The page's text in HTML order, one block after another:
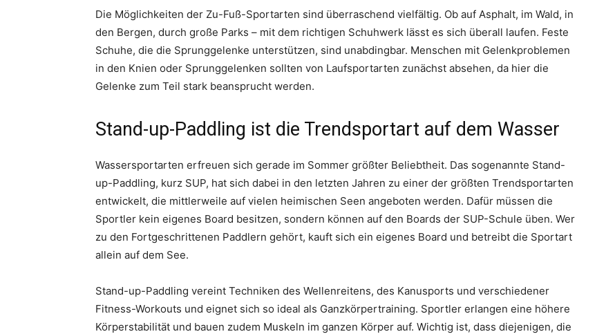
Die Möglichkeiten der Zu-Fuß-Sportarten sind überraschend vielfältig. Ob auf Asphalt, im Wald, in
den Bergen, durch große Parks – mit dem richtigen Schuhwerk lässt es sich überall laufen. Feste
Schuhe, die die Sprunggelenke unterstützen, sind unabdingbar. Menschen mit Gelenkproblemen
in den Knien oder Sprunggelenken sollten von Laufsportarten zunächst absehen, da hier die
Gelenke zum Teil stark beansprucht werden.
Stand-up-Paddling ist die Trendsportart auf dem Wasser
Wassersportarten erfreuen sich gerade im Sommer größter Beliebtheit. Das sogenannte Stand-
up-Paddling, kurz SUP, hat sich dabei in den letzten Jahren zu einer der größten Trendsportarten
entwickelt, die mittlerweile auf vielen heimischen Seen angeboten werden. Dafür müssen die
Sportler kein eigenes Board besitzen, sondern können auf den Boards der SUP-Schule üben. Wer
zu den Fortgeschrittenen Paddlern gehört, kauft sich ein eigenes Board und betreibt die Sportart
allein auf dem See.
Stand-up-Paddling vereint Techniken des Wellenreitens, des Kanusports und verschiedener
Fitness-Workouts und eignet sich so ideal als Ganzkörpertraining. Sportler erlangen eine höhere
Körperstabilität und bauen zudem Muskeln im ganzen Körper auf. Wichtig ist, dass diejenigen, die